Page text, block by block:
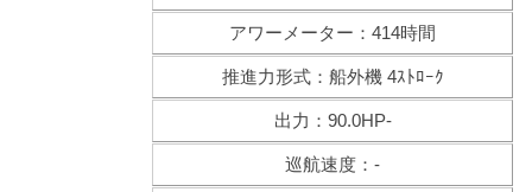
アワーメーター：414時間
推進力形式：船外機 4ｽﾄﾛｰｸ
出力：90.0HP-
巡航速度：-